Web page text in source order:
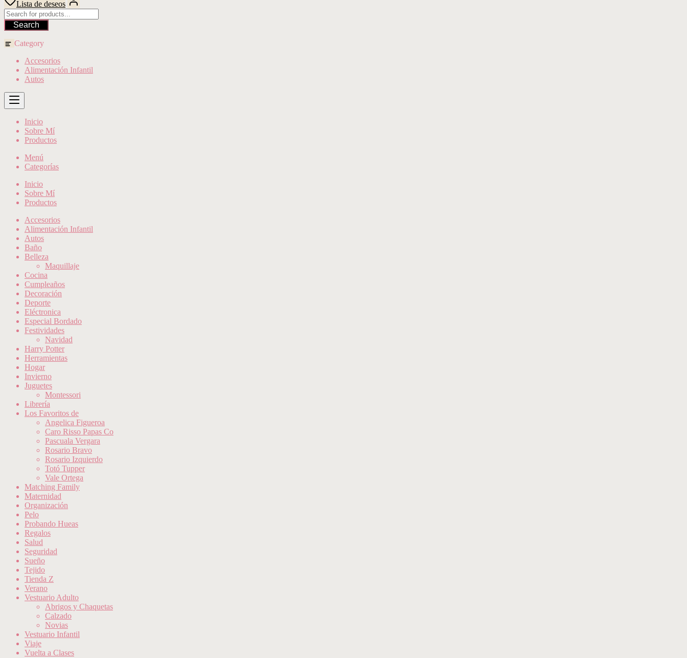
Lista de deseos
Search
Category
Accesorios
Alimentación Infantil
Autos
Inicio
Sobre Mí
Productos
Menú
Categorías
Inicio
Sobre Mí
Productos
Accesorios
Alimentación Infantil
Autos
Baño
Belleza
Maquillaje
Cocina
Cumpleaños
Decoración
Deporte
Eléctronica
Especial Bordado
Festividades
Navidad
Harry Potter
Herramientas
Hogar
Invierno
Juguetes
Montessori
Librería
Los Favoritos de
Angelica Figueroa
Caro Risso Papas Co
Pascuala Vergara
Rosario Bravo
Rosario Izquierdo
Totó Tupper
Vale Ortega
Matching Family
Maternidad
Organización
Pelo
Probando Hueas
Regalos
Salud
Seguridad
Sueño
Tejido
Tienda Z
Verano
Vestuario Adulto
Abrigos y Chaquetas
Calzado
Novias
Vestuario Infantil
Viaje
Vuelta a Clases